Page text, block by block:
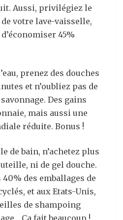
Aussi, privilégiez le
votre lave-vaisselle,
45%
prenez des douches
et n’oubliez pas de
Des gains
mais aussi une
réduite. Bonus !
de bain, n’achetez plus
ni de gel douche.
40% des emballages de
et aux Etats-Unis,
de shampoing
Ça fait beaucoup !